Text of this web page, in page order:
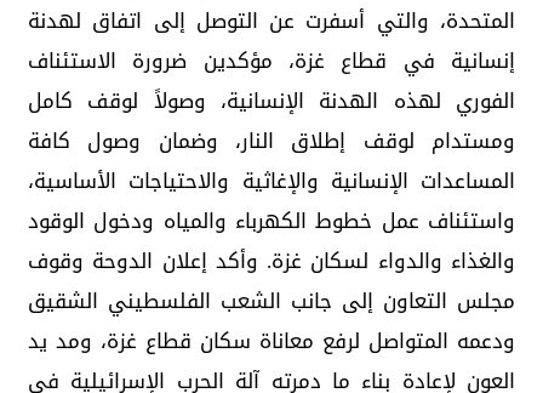
المتحدة، والتي أسفرت عن التوصل إلى اتفاق لهدنة
إنسانية في قطاع غزة، مؤكدين ضرورة الاستئناف
الفوري لهذه الهدنة الإنسانية، وصولاً لوقف كامل
ومستدام لوقف إطلاق النار، وضمان وصول كافة
المساعدات الإنسانية والإغاثية والاحتياجات الأساسية،
واستئناف عمل خطوط الكهرباء والمياه ودخول الوقود
والغذاء والدواء لسكان غزة. وأكد إعلان الدوحة وقوف
مجلس التعاون إلى جانب الشعب الفلسطيني الشقيق
ودعمه المتواصل لرفع معاناة سكان قطاع غزة، ومد يد
العون لإعادة بناء ما دمرته آلة الحرب الإسرائيلية في